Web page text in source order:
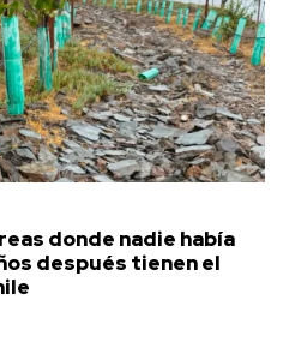
donde nadie había
después tienen el